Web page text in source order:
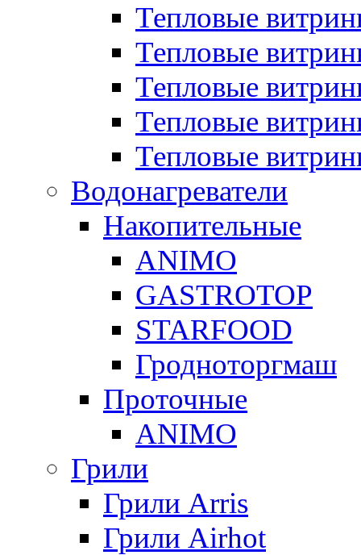
Тепловые
Тепловые
Тепловые
Тепловые
Тепловые
Водонагреватели
Накопительные
ANIMO
GASTROTOP
STARFOOD
Гродноторгмаш
Проточные
ANIMO
Грили
Грили Arris
Грили Airhot